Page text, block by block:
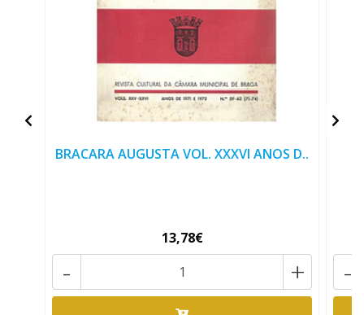
BRACARA AUGUSTA VOL. XXXVI ANOS D..
13,78€
+
- -